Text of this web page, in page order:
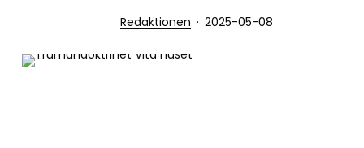
Redaktionen 2025-05-08